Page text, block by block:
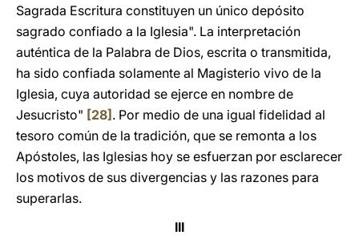
Sagrada Escritura constituyen un único depósito
sagrado confiado a la Iglesia". La interpretación
auténtica de la Palabra de Dios, escrita o transmitida,
ha sido confiada solamente al Magisterio vivo de la
Iglesia, cuya autoridad se ejerce en nombre de
Jesucristo" [28] . Por medio de una igual fidelidad al
tesoro común de la tradición, que se remonta a los
Apóstoles, las Iglesias hoy se esfuerzan por esclarecer
los motivos de sus divergencias y las razones para
superarlas.
III